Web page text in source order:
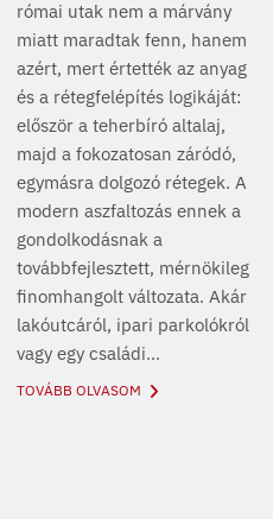
római utak nem a márvány
miatt maradtak fenn, hanem
azért, mert értették az anyag
és a rétegfelépítés logikáját:
először a teherbíró altalaj,
majd a fokozatosan záródó,
egymásra dolgozó rétegek. A
modern aszfaltozás ennek a
gondolkodásnak a
továbbfejlesztett, mérnökileg
finomhangolt változata. Akár
lakóutcáról, ipari parkolókról
vagy egy családi...
TOVÁBB OLVASOM